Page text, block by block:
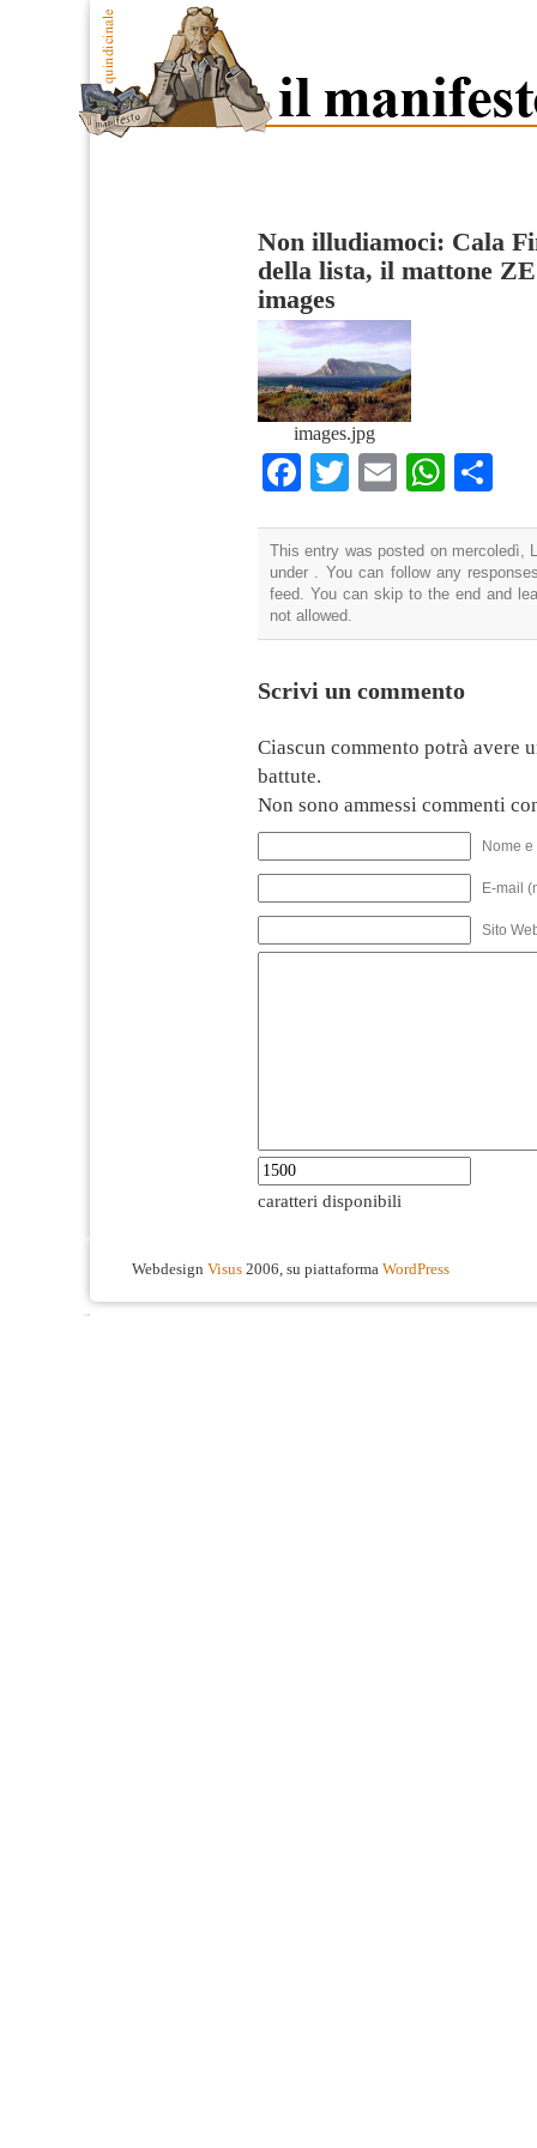
Non illudiamoci: Cala
della lista, il mattone
images
images.jpg
Facebook
TwitterEmail
This entry was posted on mercoledì,
under . You can follow any
feed. You can skip to the end and
not allowed.
Scrivi un commento
Ciascun commento potrà avere
battute.
Non sono ammessi commenti
Nome
E-mail
Sito
caratteri disponibili
Webdesign Visus 2006, su piattaforma WordPress